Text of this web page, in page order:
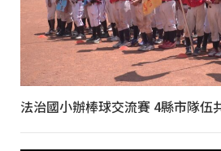
法治國小辦棒球交流賽 4縣市隊伍